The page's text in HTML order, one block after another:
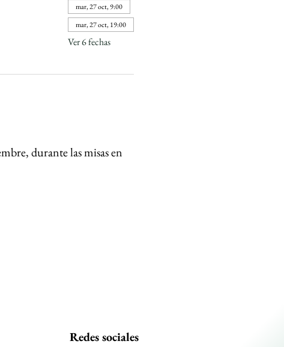
mar, 27 oct, 9:00
mar, 27 oct, 19:00
Ver 6 fechas
durante las misas en
Redes sociales